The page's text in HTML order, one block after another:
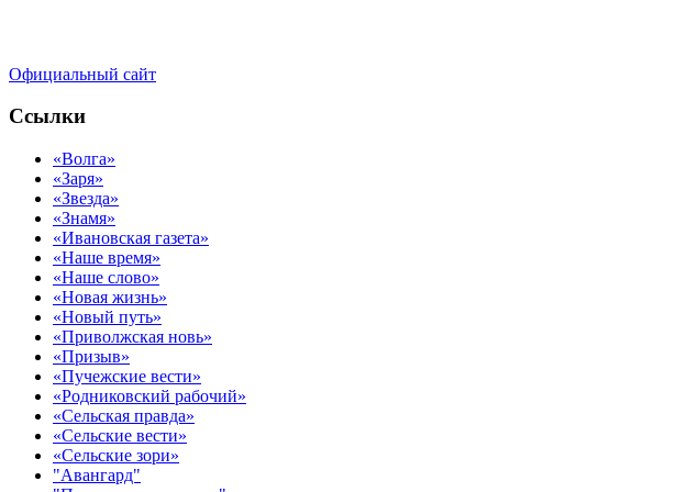
Официальный сайт
Ссылки
«Волга»
«Заря»
«Звезда»
«Знамя»
«Ивановская газета»
«Наше время»
«Наше слово»
«Новая жизнь»
«Новый путь»
«Приволжская новь»
«Призыв»
«Пучежские вести»
«Родниковский рабочий»
«Сельская правда»
«Сельские вести»
«Сельские зори»
"Авангард"